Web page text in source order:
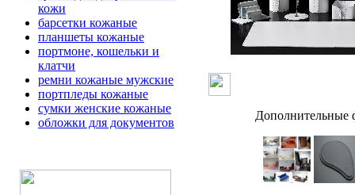
кожи
барсетки кожаные
планшеты кожаные
портмоне, кошельки и
клатчи
ремни кожаные мужские
портпледы кожаные
сумки женские кожаные
обложки для документов
Дополнительные